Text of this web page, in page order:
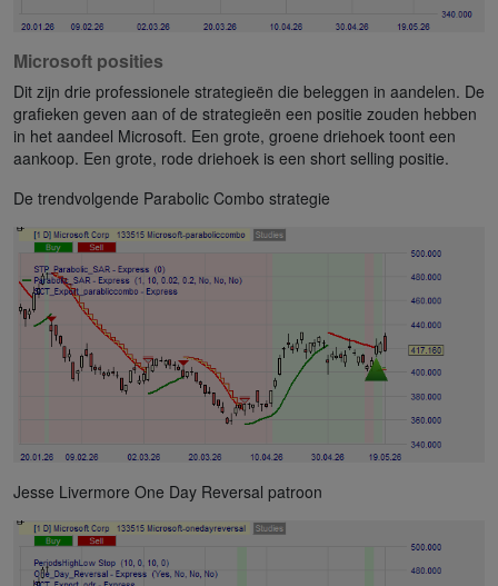
Microsoft posities
Dit zijn drie professionele strategieën die beleggen in aandelen. De
grafieken geven aan of de strategieën een positie zouden hebben
in het aandeel Microsoft. Een grote, groene driehoek toont een
aankoop. Een grote, rode driehoek is een short selling positie.
De trendvolgende Parabolic Combo strategie
Jesse Livermore One Day Reversal patroon